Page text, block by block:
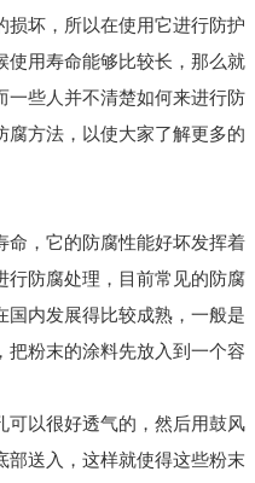
损坏，所以在使用它进行防护
使用寿命能够比较长，那么就
一些人并不清楚如何来进行防
腐方法，以使大家了解更多的
，它的防腐性能好坏发挥着
行防腐处理，目前常见的防腐
国内发展得比较成熟，一般是
把粉末的涂料先放入到一个容
以很好透气的，然后用鼓风
部送入，这样就使得这些粉末